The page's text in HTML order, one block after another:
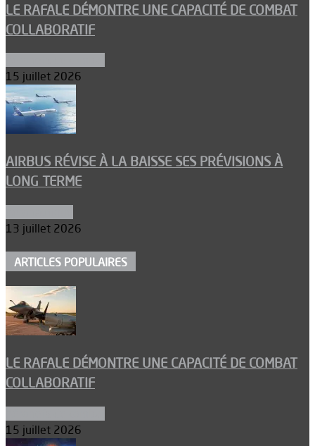
LE RAFALE DÉMONTRE UNE CAPACITÉ DE COMBAT
COLLABORATIF
15 juillet 2026
AIRBUS RÉVISE À LA BAISSE SES PRÉVISIONS À
LONG TERME
13 juillet 2026
ARTICLES POPULAIRES
LE RAFALE DÉMONTRE UNE CAPACITÉ DE COMBAT
COLLABORATIF
15 juillet 2026